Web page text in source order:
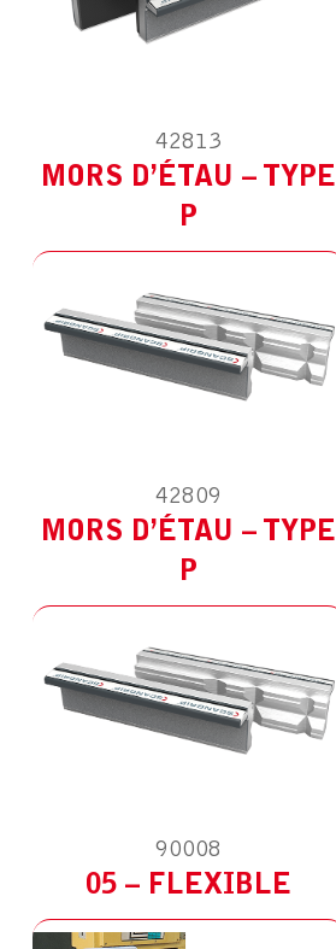
42813
MORS D’ÉTAU – TYPE
P
42809
MORS D’ÉTAU – TYPE
P
MODÈLE :POUR AUTRES
90008
05 – FLEXIBLE